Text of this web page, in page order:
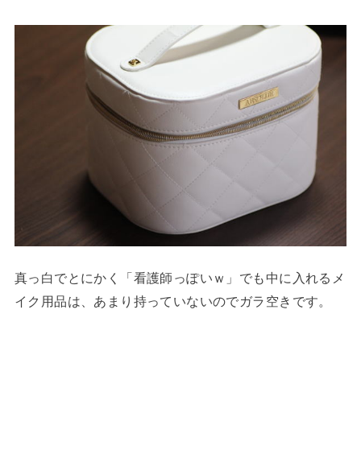
真っ白でとにかく「看護師っぽいｗ」でも中に入れるメ
イク用品は、あまり持っていないのでガラ空きです。